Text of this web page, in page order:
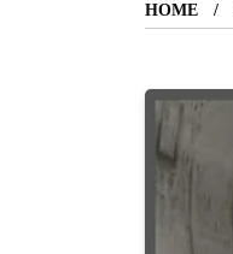
HOME